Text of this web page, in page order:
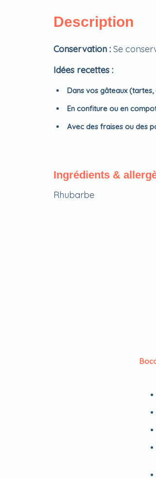
Description
Conservation : Se
Idées recettes :
Dans vos gâteaux
En confiture ou en
Avec des fraises ou des
Ingrédients &
Rhubarbe